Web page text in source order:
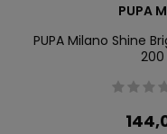
PUPA
PUPA Milano Shine